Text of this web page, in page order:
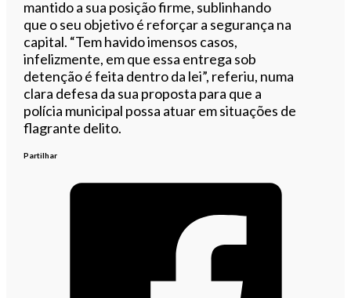
mantido a sua posição firme, sublinhando
que o seu objetivo é reforçar a segurança na
capital. “Tem havido imensos casos,
infelizmente, em que essa entrega sob
detenção é feita dentro da lei”, referiu, numa
clara defesa da sua proposta para que a
polícia municipal possa atuar em situações de
flagrante delito.
Partilhar